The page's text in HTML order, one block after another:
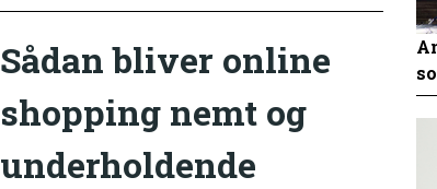
Sådan bliver online
shopping nemt og
underholdende